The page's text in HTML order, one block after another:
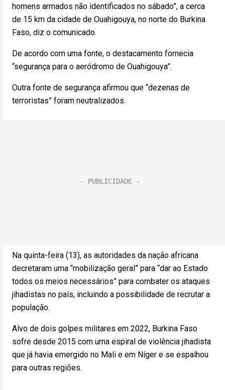
homens armados não identificados no sábado”, a cerca
de 15 km da cidade de Ouahigouya, no norte do Burkina
Faso, diz o comunicado.
De acordo com uma fonte, o destacamento fornecia
“segurança para o aeródromo de Ouahigouya”.
Outra fonte de segurança afirmou que “dezenas de
terroristas” foram neutralizados.
Na quinta-feira (13), as autoridades da nação africana
decretaram uma “mobilização geral” para “dar ao Estado
todos os meios necessários” para combater os ataques
jihadistas no país, incluindo a possibilidade de recrutar a
população.
Alvo de dois golpes militares em 2022, Burkina Faso
sofre desde 2015 com uma espiral de violência jihadista
que já havia emergido no Mali e em Níger e se espalhou
para outras regiões.